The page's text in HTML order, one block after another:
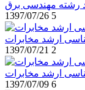
رشته مهندسی برق
1397/07/26 5
ارشد مخابرات
1397/07/21 2
ارشد مخابرات
1397/07/09 6